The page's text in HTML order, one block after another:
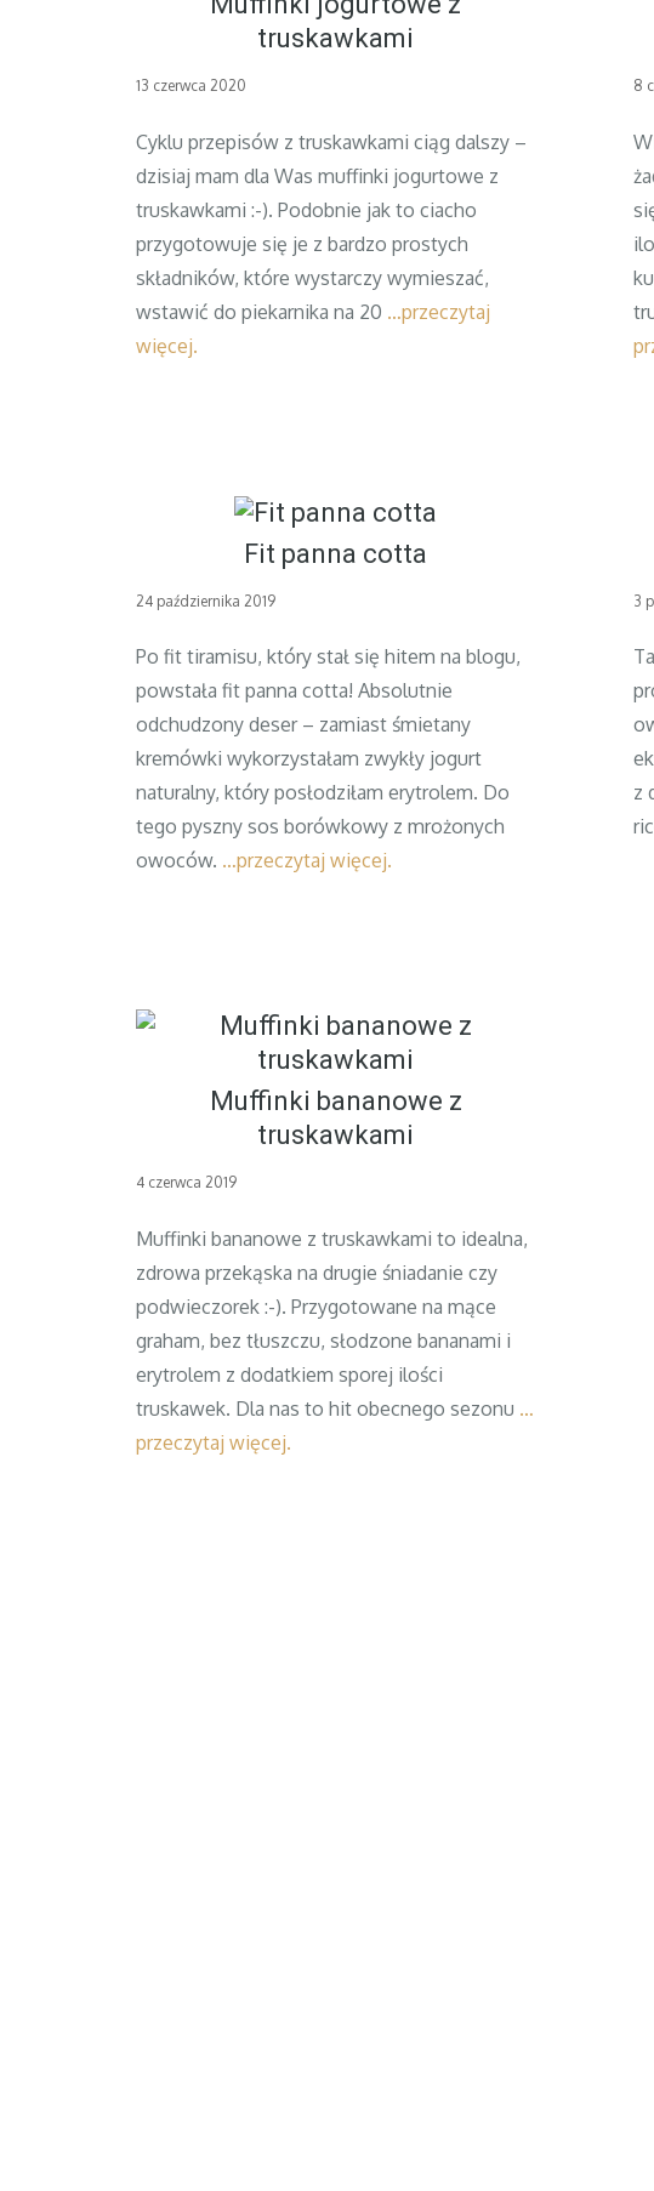
truskawkami
Posted
13 czerwca 2020
Cyklu przepisów z truskawkami ciąg dalszy –
dzisiaj mam dla Was muffinki jogurtowe z
truskawkami :-). Podobnie jak to ciacho
przygotowuje się je z bardzo prostych
składników, które wystarczy wymieszać,
wstawić do piekarnika na 20 …przeczytaj
więcej.
8
Fit panna cotta
Posted
24 października 2019
Po fit tiramisu, który stał się hitem na blogu,
powstała fit panna cotta! Absolutnie
odchudzony deser – zamiast śmietany
kremówki wykorzystałam zwykły jogurt
naturalny, który posłodziłam erytrolem. Do
tego pyszny sos borówkowy z mrożonych
owoców. …przeczytaj więcej.
3
z
Muffinki bananowe z
truskawkami
Posted
4 czerwca 2019
Muffinki bananowe z truskawkami to idealna,
zdrowa przekąska na drugie śniadanie czy
podwieczorek :-). Przygotowane na mące
graham, bez tłuszczu, słodzone bananami i
erytrolem z dodatkiem sporej ilości
truskawek. Dla nas to hit obecnego sezonu …
przeczytaj więcej.